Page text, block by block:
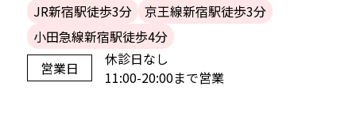
JR新宿駅徒歩3分
京王線新宿駅徒歩3分
小田急線新宿駅徒歩4分
営業日
休診日なし
11:00-20:00まで営業